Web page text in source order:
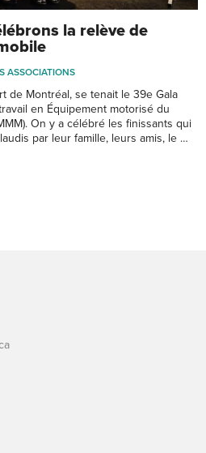
la relève de
ASSOCIATIONS
de Montréal, se tenait le 39e Gala
en Équipement motorisé du
On y a célébré les finissants qui
par leur famille, leurs amis, le …